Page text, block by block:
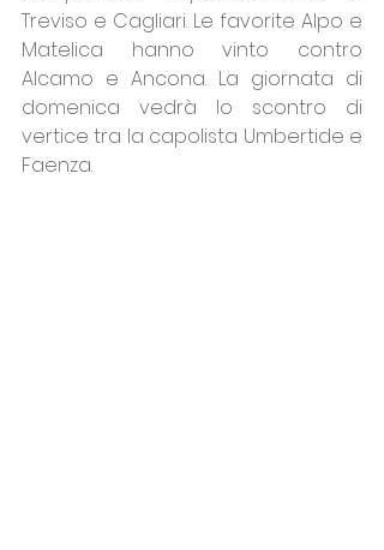
Treviso e Cagliari. Le favorite Alpo e
Matelica hanno vinto contro
Alcamo e Ancona. La giornata di
domenica vedrà lo scontro di
vertice tra la capolista Umbertide e
Faenza.